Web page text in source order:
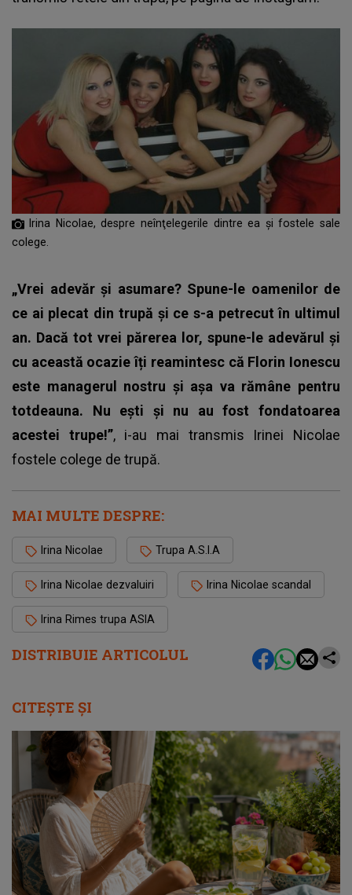
DISTRIBUIE ARTICOLUL
Irina Nicolae, despre neînţelegerile dintre ea şi fostele sale
colege.
„Vrei adevăr și asumare? Spune-le oamenilor de
ce ai plecat din trupă și ce s-a petrecut în ultimul
an. Dacă tot vrei părerea lor, spune-le adevărul și
cu această ocazie îți reamintesc că Florin Ionescu
este managerul nostru și așa va rămâne pentru
totdeauna. Nu ești și nu au fost fondatoarea
acestei trupe!”, i-au mai transmis Irinei Nicolae
fostele colege de trupă.
MAI MULTE DESPRE:
Irina Nicolae Trupa A.S.I.A
Irina Nicolae dezvaluiri Irina Nicolae scandal
Irina Rimes trupa ASIA
CITEȘTE ȘI